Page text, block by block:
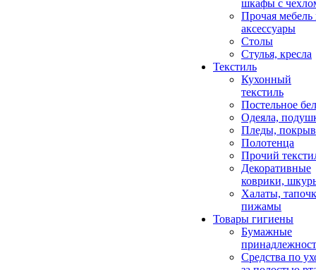
шкафы с
Прочая мебель
аксессуары
Столы
Стулья, кресла
Текстиль
Кухонный
текстиль
Постельное
Одеяла,
Пледы,
Полотенца
Прочий
Декоративные
коврики,
Халаты,
пижамы
Товары гигиены
Бумажные
Средства по